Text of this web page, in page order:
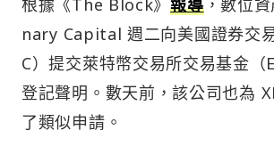
根據《The Block》報導，數位
nary Capital 週二向美國證券交
C）提交萊特幣交易所交易基金（
登記聲明。數天前，該公司也為
了類似申請。